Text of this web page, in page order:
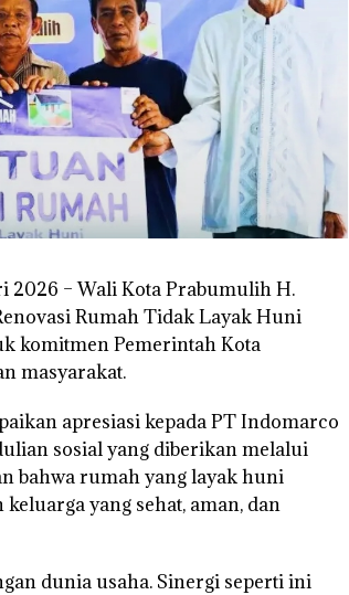
2026 – Wali Kota Prabumulih H.
Rumah Tidak Layak Huni
komitmen Pemerintah Kota
masyarakat.
apresiasi kepada PT Indomarco
sosial yang diberikan melalui
bahwa rumah yang layak huni
yang sehat, aman, dan
dunia usaha. Sinergi seperti ini